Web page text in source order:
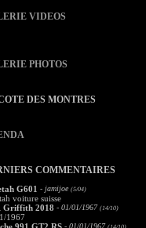
VIDEOS
PHOTOS
DES MONTRES
COMMENTAIRES
G601 - jamijoe (5/04)
voiture suisse
Griffith 2018 - 01/01/1967 (14/10)
1967
- 01/01/1967